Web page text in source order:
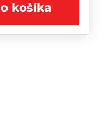
Do košíka